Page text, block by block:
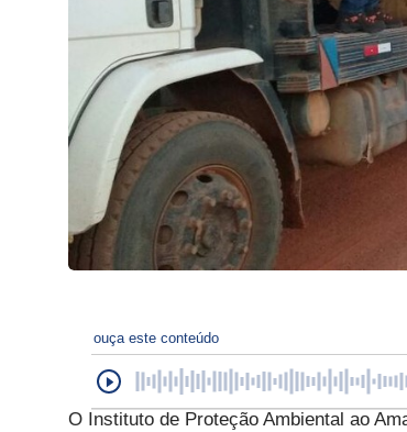
ouça este conteúdo
O Instituto de Proteção Ambiental ao